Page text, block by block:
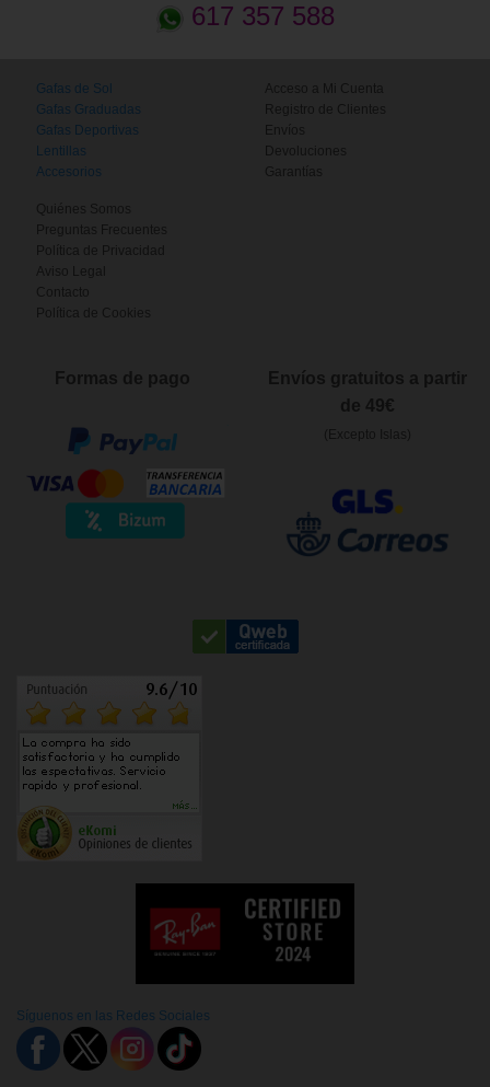
617 357 588
Gafas de Sol
Gafas Graduadas
Gafas Deportivas
Lentillas
Accesorios
Acceso a Mi Cuenta
Registro de Clientes
Envíos
Devoluciones
Garantías
Quiénes Somos
Preguntas Frecuentes
Política de Privacidad
Aviso Legal
Contacto
Política de Cookies
Formas de pago
Envíos gratuitos a partir
de 49€
(Excepto Islas)
Síguenos en las Redes Sociales